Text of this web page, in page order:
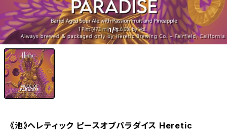
1/1
《池》ヘレティック ピースオブパラダイス Heretic